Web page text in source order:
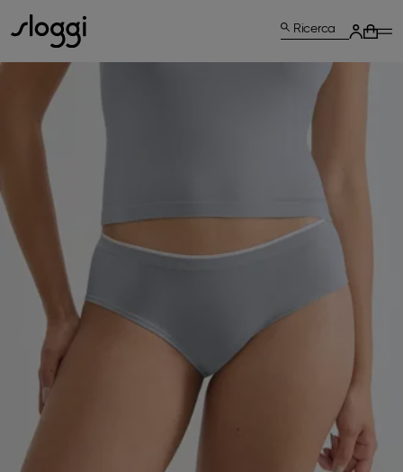
Ricerca